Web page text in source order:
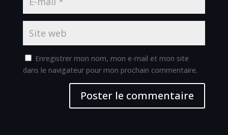
Enregistrer mon nom, mon e-mail et mon site
dans le navigateur pour mon prochain commentaire.